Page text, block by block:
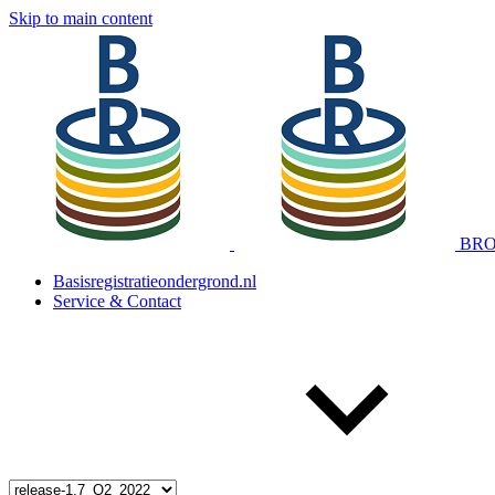
Skip to main content
Basisregistratieondergrond.nl
Service & Contact